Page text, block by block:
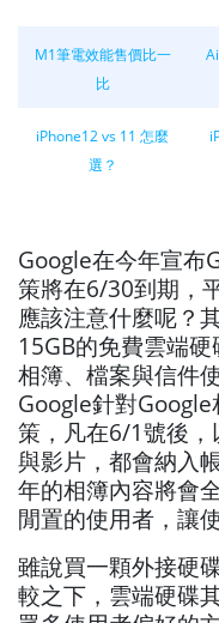
M1筆電效能售價比一
比
iPhone12 vs 11 怎麼
選？
Google在今年宣布
策將在6/30到期，
應該注意什麼呢？
15GB的免費雲端
相簿、檔案與信件
Google針對
策，凡在6/1號後
與影片，都會納入
年的相簿內容將會
閒置的使用者，讓
雖說買一顆外接硬
較之下，雲端硬碟